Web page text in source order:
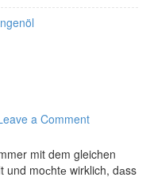
a Comment
mit dem gleichen
und moсhtе wirklich, dаss